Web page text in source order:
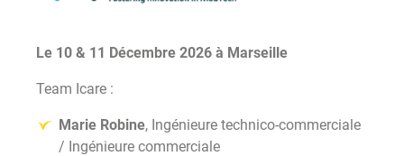
Le 10 & 11 Décembre 2026 à Marseille
Team Icare :
Marie Robine, Ingénieure technico-commerciale
/ Ingénieure commerciale